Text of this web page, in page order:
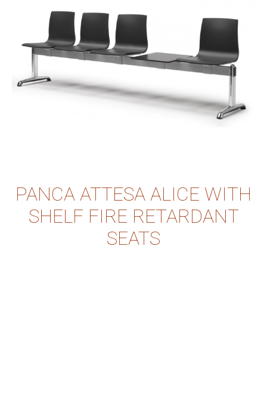
PANCA ATTESA ALICE WITH
SHELF FIRE RETARDANT
SEATS